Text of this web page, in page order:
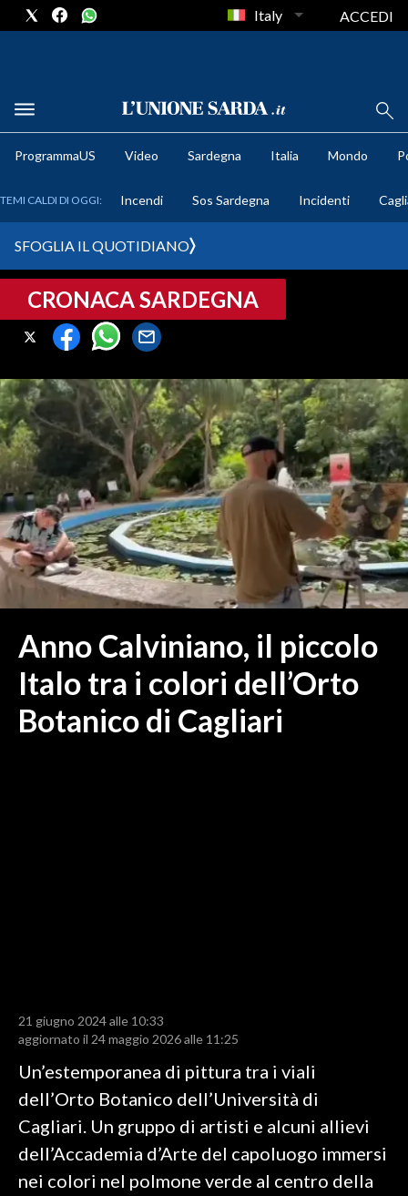
METEO
CRONACA SARDEGNA
CAGLIARI
SULCIS IGLESIENTE
MEDIO CAMPIDANO
ORISTANO E PROVINCIA
SASSARI E PROVINCIA
GALLURA
NUORO E PROVINCIA
OGLIASTRA
AGENDA
ITALIA
MONDO
POLITICA
CALCIO REGIONALE
BASKET
VOLLEY
MOTORI
TENNIS
ALTRI SPORT
Italy ACCEDI
ProgrammaUS Video Sardegna Italia Mondo
TEMI CALDI DI OGGI: Incendi Sos Sardegna Incidenti
SFOGLIA IL QUOTIDIANO
CRONACA SARDEGNA
Anno Calviniano, il piccolo
Italo tra i colori dell’Orto
Botanico di Cagliari
21 giugno 2024 alle 10:33
aggiornato il 24 maggio 2026 alle 11:25
Un’estemporanea di pittura tra i viali
dell’Orto Botanico dell’Università di
Cagliari. Un gruppo di artisti e alcuni allievi
dell’Accademia d’Arte del capoluogo immersi
nei colori nel polmone verde al centro della